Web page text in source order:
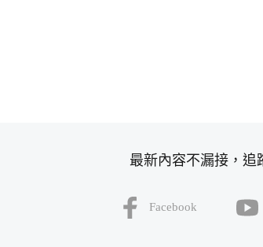
最新內容不漏接，追
Facebook